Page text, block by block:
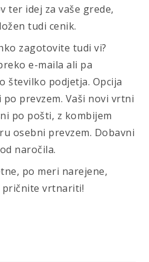
ter idej za vaše grede,
tudi cenik.
zagotovite tudi vi?
e-maila ali pa
številko podjetja. Opcija
prevzem. Vaši novi vrtni
po pošti, z kombijem
osebni prevzem. Dobavni
naročila.
po meri narejene,
vrtnariti!